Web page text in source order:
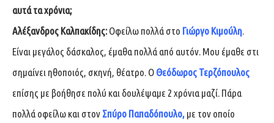
αυτά τα χρόνια;
Αλέξανδρος Καλπακίδης:Οφείλω πολλά στο Γιώργο Κιμούλη.
Είναι μεγάλος δάσκαλος, έμαθα πολλά από αυτόν. Μου έμαθε στι
σημαίνει ηθοποιός, σκηνή, θέατρο. Ο Θεόδωρος Τερζόπουλος
επίσης με βοήθησε πολύ και δουλέψαμε 2 χρόνια μαζί. Πάρα
πολλά οφείλω και στον Σπύρο Παπαδόπουλο, με τον οποίο